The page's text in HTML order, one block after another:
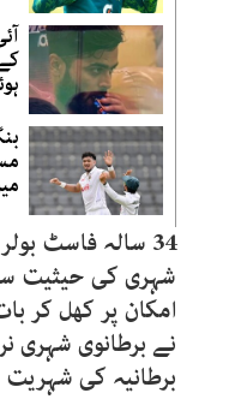
34 سالہ فاسٹ
شہری کی حیثیت
امکان پر کھل کر
نے برطانوی
برطانیہ کی